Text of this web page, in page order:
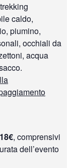
caldo,
piumino,
occhiali da
acqua
, comprensivi
dell’evento